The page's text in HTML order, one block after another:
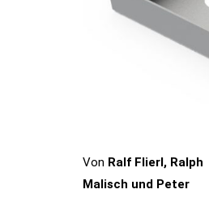
Von Ralf Flierl, Ralph
Malisch und Peter